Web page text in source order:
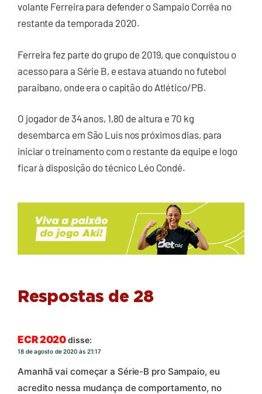
volante Ferreira para defender o Sampaio Corrêa no
restante da temporada 2020.
Ferreira fez parte do grupo de 2019, que conquistou o
acesso para a Série B, e estava atuando no futebol
paraibano, onde era o capitão do Atlético/PB.
O jogador de 34 anos, 1,80 de altura e 70 kg
desembarca em São Luís nos próximos dias, para
iniciar o treinamento com o restante da equipe e logo
ficar à disposição do técnico Léo Condé.
Respostas de 28
ECR 2020disse:
18 de agosto de 2020 às 21:17
Amanhã vai começar a Série-B pro Sampaio, eu
acredito nessa mudança de comportamento, no